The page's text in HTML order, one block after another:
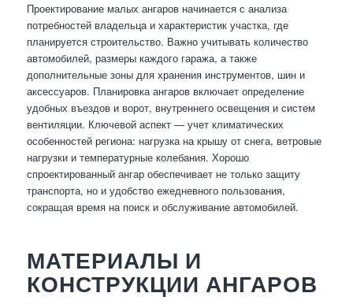
Проектирование малых ангаров начинается с анализа
потребностей владельца и характеристик участка, где
планируется строительство. Важно учитывать количество
автомобилей, размеры каждого гаража, а также
дополнительные зоны для хранения инструментов, шин и
аксессуаров. Планировка ангаров включает определение
удобных въездов и ворот, внутреннего освещения и систем
вентиляции. Ключевой аспект — учет климатических
особенностей региона: нагрузка на крышу от снега, ветровые
нагрузки и температурные колебания. Хорошо
спроектированный ангар обеспечивает не только защиту
транспорта, но и удобство ежедневного пользования,
сокращая время на поиск и обслуживание автомобилей.
МАТЕРИАЛЫ И
КОНСТРУКЦИИ АНГАРОВ